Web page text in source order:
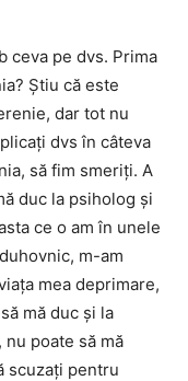
ceva pe dvs. Prima
Ştiu că este
dar tot nu
dvs în câteva
să fim smeriţi. A
duc la psiholog şi
ce o am în unele
m-am
mea deprimare,
mă duc şi la
poate să mă
scuzaţi pentru